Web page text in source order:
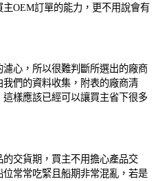
主OEM訂單的能力，更不用說會有
心，所以很難判斷所選出的廠商
們的資料收集，附表的廠商清
樣應該已經可以讓買主省下很多
交貨期，買主不用擔心產品交
常常吃緊且船期非常混亂，若是